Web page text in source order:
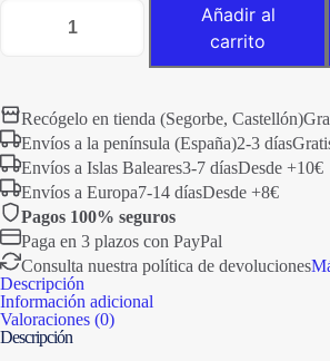
SI-
PM3
con
conexión
Bluetooth
cantidad
Añadir al
carrito
Recógelo en tienda (Segorbe, Castellón)
Envíos a la península (España)2-3 días
Envíos a Islas Baleares3-7 díasDesde +10€
Envíos a Europa7-14 díasDesde +8€
Pagos 100% seguros
Paga en 3 plazos con PayPal
Consulta nuestra política de devoluciones
Descripción
Información adicional
Valoraciones (0)
Descripción